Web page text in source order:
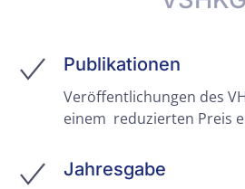
Publikationen
Veröffentlichungen des
einem reduzierten Preis
Jahresgabe